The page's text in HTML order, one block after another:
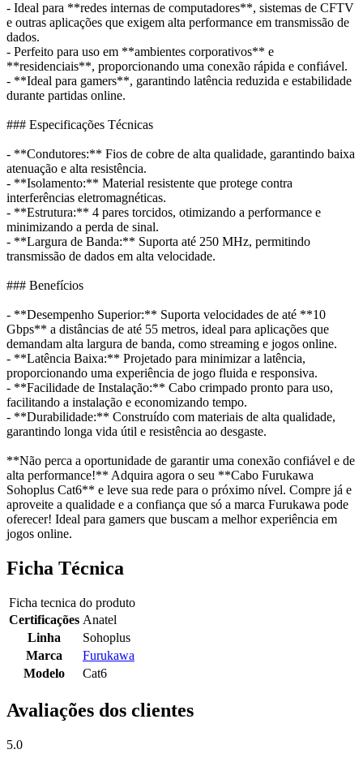
- Ideal para **redes internas de computadores**, sistemas de CFTV
e outras aplicações que exigem alta performance em transmissão de
dados.
- Perfeito para uso em **ambientes corporativos** e
**residenciais**, proporcionando uma conexão rápida e confiável.
- **Ideal para gamers**, garantindo latência reduzida e estabilidade
durante partidas online.
### Especificações Técnicas
- **Condutores:** Fios de cobre de alta qualidade, garantindo baixa
atenuação e alta resistência.
- **Isolamento:** Material resistente que protege contra
interferências eletromagnéticas.
- **Estrutura:** 4 pares torcidos, otimizando a performance e
minimizando a perda de sinal.
- **Largura de Banda:** Suporta até 250 MHz, permitindo
transmissão de dados em alta velocidade.
### Benefícios
- **Desempenho Superior:** Suporta velocidades de até **10
Gbps** a distâncias de até 55 metros, ideal para aplicações que
demandam alta largura de banda, como streaming e jogos online.
- **Latência Baixa:** Projetado para minimizar a latência,
proporcionando uma experiência de jogo fluida e responsiva.
- **Facilidade de Instalação:** Cabo crimpado pronto para uso,
facilitando a instalação e economizando tempo.
- **Durabilidade:** Construído com materiais de alta qualidade,
garantindo longa vida útil e resistência ao desgaste.
**Não perca a oportunidade de garantir uma conexão confiável e de
alta performance!** Adquira agora o seu **Cabo Furukawa
Sohoplus Cat6** e leve sua rede para o próximo nível. Compre já e
aproveite a qualidade e a confiança que só a marca Furukawa pode
oferecer! Ideal para gamers que buscam a melhor experiência em
jogos online.
Ficha Técnica
Ficha tecnica do produto
Certificações Anatel
Linha
Sohoplus
Marca
Furukawa
Modelo
Cat6
Avaliações dos clientes
5.0